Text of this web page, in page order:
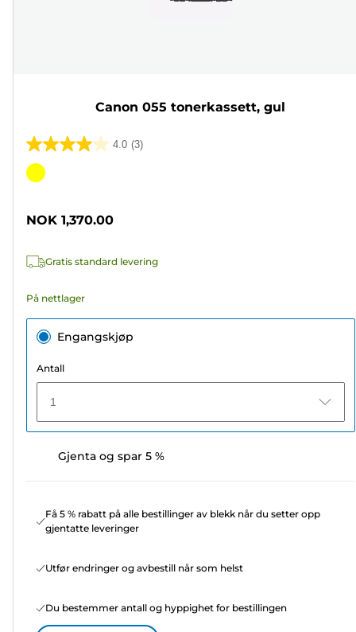
Canon 055 tonerkassett, gul
4.0 (3)
4.0
av
3
Fargekassett
NOK 1,370.00
Gratis standard levering
På nettlager
Engangskjøp
Antall
1
Gjenta og spar 5 %
Få 5 % rabatt på alle bestillinger av blekk når du setter opp
gjentatte leveringer
Utfør endringer og avbestill når som helst
Du bestemmer antall og hyppighet for bestillingen